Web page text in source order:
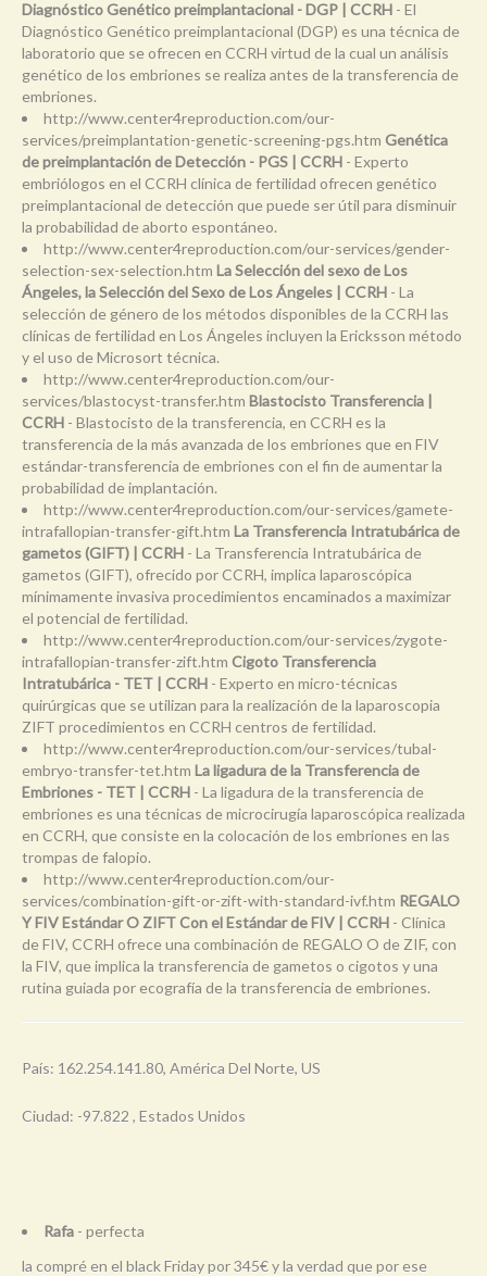
Diagnóstico Genético preimplantacional - DGP | CCRH - El
Diagnóstico Genético preimplantacional (DGP) es una técnica de
laboratorio que se ofrecen en CCRH virtud de la cual un análisis
genético de los embriones se realiza antes de la transferencia de
embriones.
http://www.center4reproduction.com/our-
services/preimplantation-genetic-screening-pgs.htm Genética
de preimplantación de Detección - PGS | CCRH - Experto
embriólogos en el CCRH clínica de fertilidad ofrecen genético
preimplantacional de detección que puede ser útil para disminuir
la probabilidad de aborto espontáneo.
http://www.center4reproduction.com/our-services/gender-
selection-sex-selection.htm La Selección del sexo de Los
Ángeles, la Selección del Sexo de Los Ángeles | CCRH - La
selección de género de los métodos disponibles de la CCRH las
clínicas de fertilidad en Los Ángeles incluyen la Ericksson método
y el uso de Microsort técnica.
http://www.center4reproduction.com/our-
services/blastocyst-transfer.htm Blastocisto Transferencia |
CCRH - Blastocisto de la transferencia, en CCRH es la
transferencia de la más avanzada de los embriones que en FIV
estándar-transferencia de embriones con el fin de aumentar la
probabilidad de implantación.
http://www.center4reproduction.com/our-services/gamete-
intrafallopian-transfer-gift.htm La Transferencia Intratubárica de
gametos (GIFT) | CCRH - La Transferencia Intratubárica de
gametos (GIFT), ofrecido por CCRH, implica laparoscópica
mínimamente invasiva procedimientos encaminados a maximizar
el potencial de fertilidad.
http://www.center4reproduction.com/our-services/zygote-
intrafallopian-transfer-zift.htm Cigoto Transferencia
Intratubárica - TET | CCRH - Experto en micro-técnicas
quirúrgicas que se utilizan para la realización de la laparoscopia
ZIFT procedimientos en CCRH centros de fertilidad.
http://www.center4reproduction.com/our-services/tubal-
embryo-transfer-tet.htm La ligadura de la Transferencia de
Embriones - TET | CCRH - La ligadura de la transferencia de
embriones es una técnicas de microcirugía laparoscópica realizada
en CCRH, que consiste en la colocación de los embriones en las
trompas de falopio.
http://www.center4reproduction.com/our-
services/combination-gift-or-zift-with-standard-ivf.htm REGALO
Y FIV Estándar O ZIFT Con el Estándar de FIV | CCRH - Clínica
de FIV, CCRH ofrece una combinación de REGALO O de ZIF, con
la FIV, que implica la transferencia de gametos o cigotos y una
rutina guiada por ecografía de la transferencia de embriones.
País: 162.254.141.80, América Del Norte, US
Ciudad: -97.822 , Estados Unidos
Rafa - perfecta
la compré en el black Friday por 345€ y la verdad que por ese